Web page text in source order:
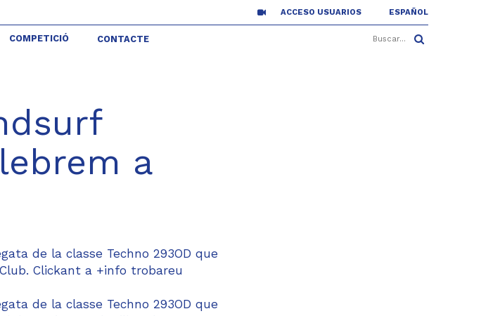
ACCESO USUARIOS ESPAÑOL
COMPETICIÓ CONTACTE
a
de la classe Techno 293OD que
Clickant a +info trobareu
de la classe Techno 293OD que